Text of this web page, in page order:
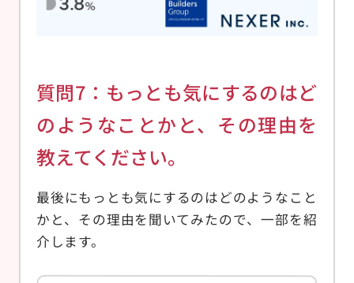
質問7：もっとも気にするのはど
のようなことかと、その理由を
教えてください。
最後にもっとも気にするのはどのようなこと
かと、その理由を聞いてみたので、一部を紹
介します。